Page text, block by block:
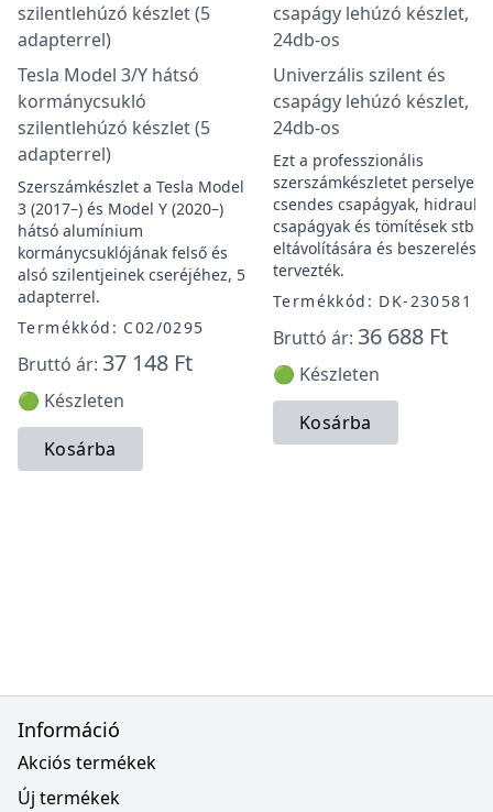
Tesla Model 3/Y hátsó
kormánycsukló
szilentlehúzó készlet (5
adapterrel)
Szerszámkészlet a Tesla Model
3 (2017–) és Model Y (2020–)
hátsó alumínium
kormánycsuklójának felső és
alsó szilentjeinek cseréjéhez, 5
adapterrel.
Termékkód: C02/0295
Bruttó ár: 37 148 Ft
🟢 Készleten
Kosárba
Univerzális szilent és
csapágy lehúzó készlet,
24db-os
Ezt a professzionális
szerszámkészletet perselyek,
csendes csapágyak,
csapágyak és tömítések stb.
eltávolítására és
tervezték.
Termékkód: DK-230581
Bruttó ár: 36 688 Ft
🟢 Készleten
Kosárba
Információ
Akciós termékek
Új termékek